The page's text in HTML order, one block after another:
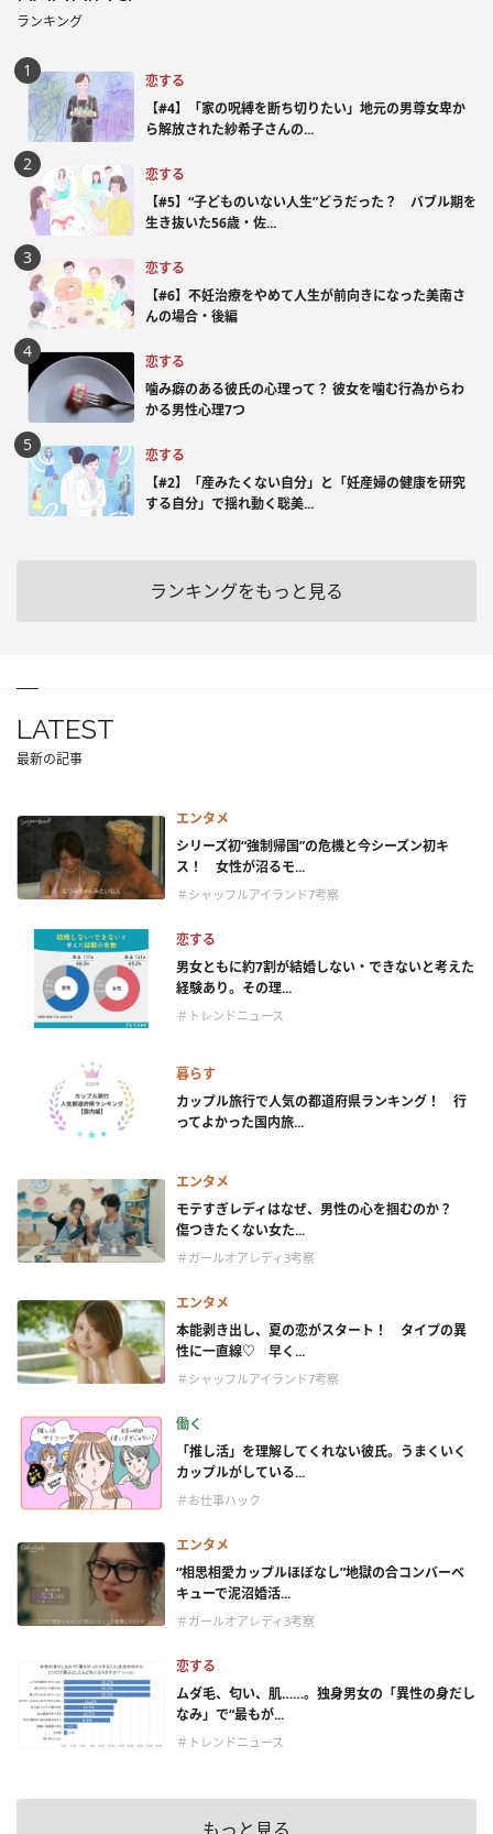
ランキング
恋する
【#4】「家の呪縛を断ち切りたい」地元の男尊女卑か
ら解放された紗希子さんの...
恋する
【#5】“子どものいない人生”どうだった？ バブル期を
生き抜いた56歳・佐...
恋する
【#6】不妊治療をやめて人生が前向きになった美南さ
んの場合・後編
恋する
噛み癖のある彼氏の心理って？ 彼女を噛む行為からわ
かる男性心理7つ
恋する
【#2】「産みたくない自分」と「妊産婦の健康を研究
する自分」で揺れ動く聡美...
ランキングをもっと見る
LATEST
最新の記事
エンタメ
シリーズ初“強制帰国”の危機と今シーズン初キ
ス！ 女性が沼るモ...
＃シャッフルアイランド7考察
恋する
男女ともに約7割が結婚しない・できないと考えた
経験あり。その理...
＃トレンドニュース
暮らす
カップル旅行で人気の都道府県ランキング！ 行
ってよかった国内旅...
エンタメ
モテすぎレディはなぜ、男性の心を掴むのか？
傷つきたくない女た...
＃ガールオアレディ3考察
エンタメ
本能剥き出し、夏の恋がスタート！ タイプの異
性に一直線♡ 早く...
＃シャッフルアイランド7考察
働く
「推し活」を理解してくれない彼氏。うまくいく
カップルがしている...
＃お仕事ハック
エンタメ
“相思相愛カップルほぼなし”地獄の合コンバーベ
キューで泥沼婚活...
＃ガールオアレディ3考察
恋する
ムダ毛、匂い、肌……。独身男女の「異性の身だし
なみ」で“最もが...
＃トレンドニュース